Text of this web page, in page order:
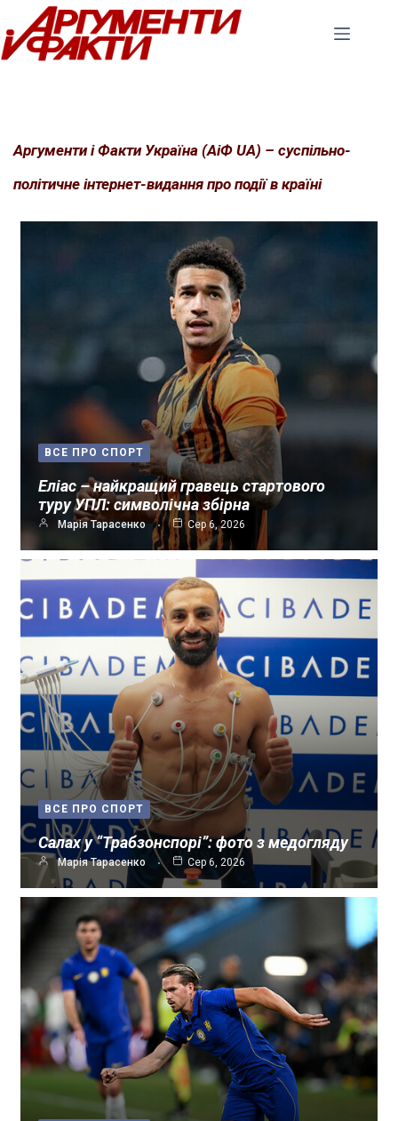
Перейти
до
вмісту
Аргументи і Факти Україна (АіФ UA) – суспільно-
політичне інтернет-видання про події в країні
ВСЕ ПРО СПОРТ
Еліас – найкращий гравець стартового
туру УПЛ: символічна збірна
Марія Тарасенко Сер 6, 2026
ВСЕ ПРО СПОРТ
Салах у “Трабзонспорі”: фото з медогляду
Марія Тарасенко Сер 6, 2026